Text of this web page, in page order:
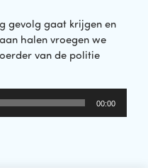
gevolg gaat krijgen en
halen vroegen we
van de politie
00:00